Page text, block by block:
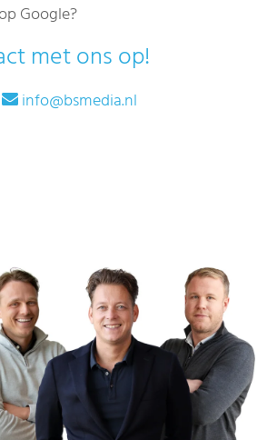
Google?
met ons op!
info@bsmedia.nl